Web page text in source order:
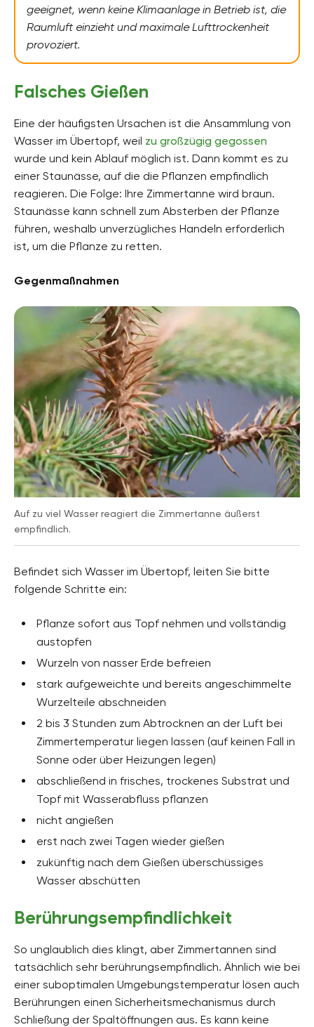
geeignet, wenn keine Klimaanlage in Betrieb ist, die
Raumluft einzieht und maximale Lufttrockenheit
provoziert.
Falsches Gießen
Eine der häufigsten Ursachen ist die Ansammlung von
Wasser im Übertopf, weil zu großzügig gegossen
wurde und kein Ablauf möglich ist. Dann kommt es zu
einer Staunässe, auf die die Pflanzen empfindlich
reagieren. Die Folge: Ihre Zimmertanne wird braun.
Staunässe kann schnell zum Absterben der Pflanze
führen, weshalb unverzügliches Handeln erforderlich
ist, um die Pflanze zu retten.
Gegenmaßnahmen
Auf zu viel Wasser reagiert die Zimmertanne äußerst
empfindlich.
Befindet sich Wasser im Übertopf, leiten Sie bitte
folgende Schritte ein:
Pflanze sofort aus Topf nehmen und vollständig
austopfen
Wurzeln von nasser Erde befreien
stark aufgeweichte und bereits angeschimmelte
Wurzelteile abschneiden
2 bis 3 Stunden zum Abtrocknen an der Luft bei
Zimmertemperatur liegen lassen (auf keinen Fall in
Sonne oder über Heizungen legen)
abschließend in frisches, trockenes Substrat und
Topf mit Wasserabfluss pflanzen
nicht angießen
erst nach zwei Tagen wieder gießen
zukünftig nach dem Gießen überschüssiges
Wasser abschütten
Berührungsempfindlichkeit
So unglaublich dies klingt, aber Zimmertannen sind
tatsächlich sehr berührungsempfindlich. Ähnlich wie bei
einer suboptimalen Umgebungstemperatur lösen auch
Berührungen einen Sicherheitsmechanismus durch
Schließung der Spaltöffnungen aus. Es kann keine